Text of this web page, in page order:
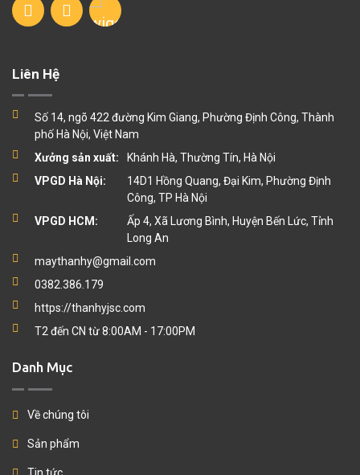
Liên Hệ
Số 14, ngõ 422 đường Kim Giang, Phường Định Công, Thành
phố Hà Nội, Việt Nam
Xưởng sản xuất:
Khánh Hà, Thường Tín, Hà Nội
VPGD Hà Nội:
14D1 Hồng Quang, Đại Kim, Phường Định
Công, TP Hà Nội
VPGD HCM:
Ấp 4, Xã Lương Bình, Huyện Bến Lức, Tỉnh
Long An
maythanhy@gmail.com
0382.386.179
https://thanhyjsc.com
T2 đến CN từ 8:00AM - 17:00PM
Danh Mục
Về chúng tôi
Sản phẩm